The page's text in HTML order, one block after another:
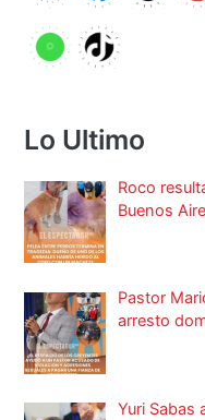
Lo Ultimo
Roco
Buenos
Pastor
arresto
Yuri Sabas